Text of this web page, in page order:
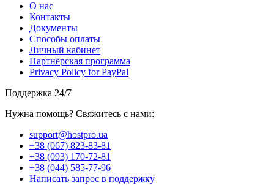
О нас
Контакты
Документы
Способы оплаты
Личный кабинет
Партнёрская программа
Privacy Policy for PayPal
Поддержка 24/7
Нужна помощь? Свяжитесь с нами:
support@hostpro.ua
+38 (067) 823-83-81
+38 (093) 170-72-81
+38 (044) 585-77-96
Написать запрос в поддержку